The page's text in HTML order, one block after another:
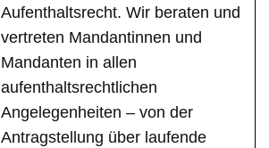
Aufenthaltsrecht. Wir beraten und
vertreten Mandantinnen und
Mandanten in allen
aufenthaltsrechtlichen
Angelegenheiten – von der
Antragstellung über laufende